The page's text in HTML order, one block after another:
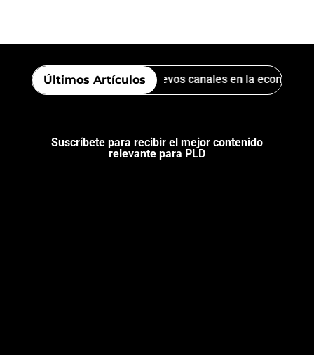
Últimos Artículos
del terrorismo encontró nuevos canales en la economía
Suscríbete para recibir el mejor contenido
relevante para PLD